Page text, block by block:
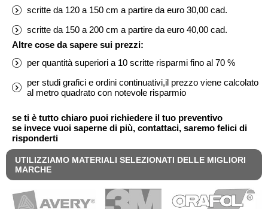
scritte da 120 a 150 cm a partire da euro 30,00 cad.
scritte da 150 a 200 cm a partire da euro 40,00 cad.
Altre cose da sapere sui prezzi:
per quantità superiori a 10 scritte risparmi fino al 70 %
per studi grafici e ordini continuativi,il prezzo viene calcolato
al metro quadrato con notevole risparmio
se ti è tutto chiaro puoi richiedere il tuo preventivo
se invece vuoi saperne di più, contattaci, saremo felici di
risponderti
UTILIZZIAMO MATERIALI SELEZIONATI DELLE MIGLIORI
MARCHE